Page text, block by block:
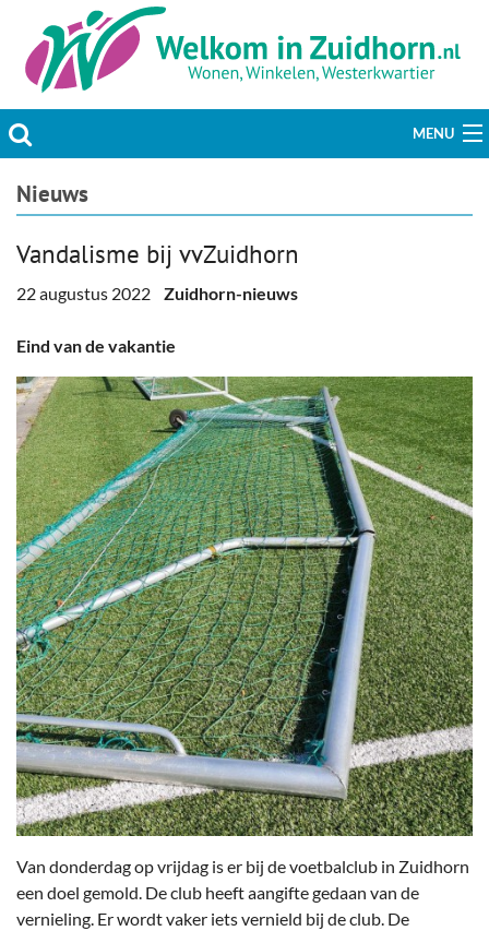
MENU
Actueel
Welzijn & Maatschappij
Bedrijven
Prikbord & Aanbiedingen
Plaats bericht
Nieuws
Vandalisme bij vvZuidhorn
22 augustus 2022 Zuidhorn-nieuws
Eind van de vakantie
Van donderdag op vrijdag is er bij de voetbalclub in Zuidhorn
een doel gemold. De club heeft aangifte gedaan van de
vernieling. Er wordt vaker iets vernield bij de club. De